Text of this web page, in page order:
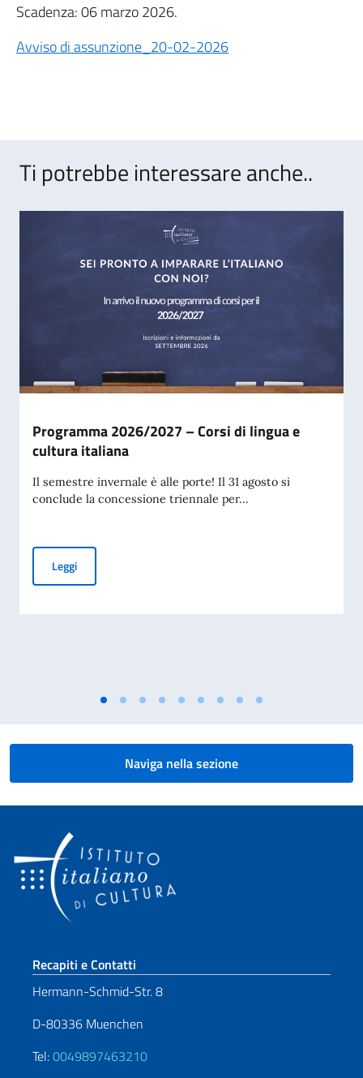
Scadenza: 06 marzo 2026.
Avviso di assunzione_20-02-2026
Ti potrebbe interessare anche..
Programma 2026/2027 – Corsi di lingua e
cultura italiana
Il semestre invernale è alle porte! Il 31 agosto si
conclude la concessione triennale per...
LeggiProgramma 2026/2027 – Corsi di lingua e cultura italiana
Naviga nella sezione
Sezione footer
Recapiti e Contatti
Hermann-Schmid-Str. 8
D-80336 Muenchen
Tel:0049897463210